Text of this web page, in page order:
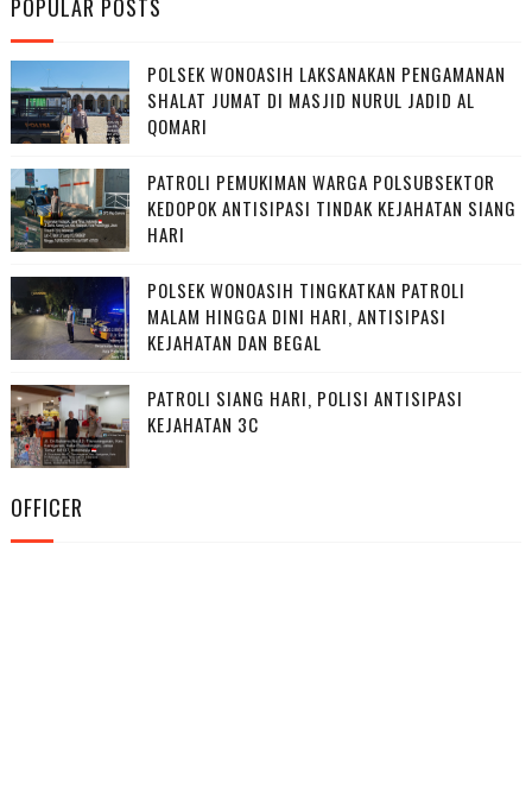
POPULAR POSTS
POLSEK WONOASIH LAKSANAKAN PENGAMANAN
SHALAT JUMAT DI MASJID NURUL JADID AL
QOMARI
PATROLI PEMUKIMAN WARGA POLSUBSEKTOR
KEDOPOK ANTISIPASI TINDAK KEJAHATAN SIANG
HARI
POLSEK WONOASIH TINGKATKAN PATROLI
MALAM HINGGA DINI HARI, ANTISIPASI
KEJAHATAN DAN BEGAL
PATROLI SIANG HARI, POLISI ANTISIPASI
KEJAHATAN 3C
OFFICER